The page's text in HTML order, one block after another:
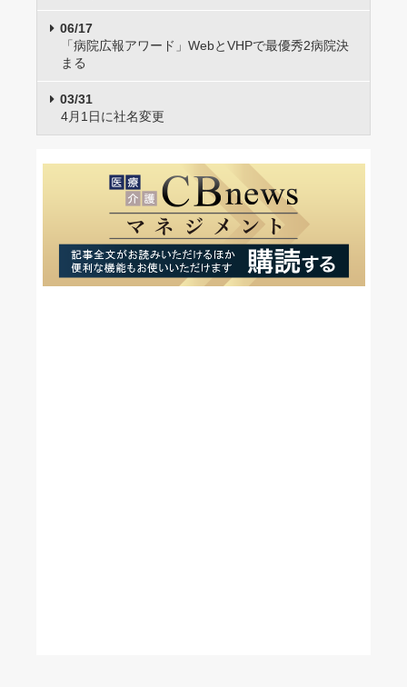
06/17
「病院広報アワード」WebとVHPで最優秀2病院決
まる
03/31
4月1日に社名変更